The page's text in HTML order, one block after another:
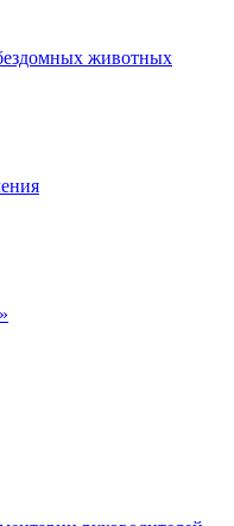
животных